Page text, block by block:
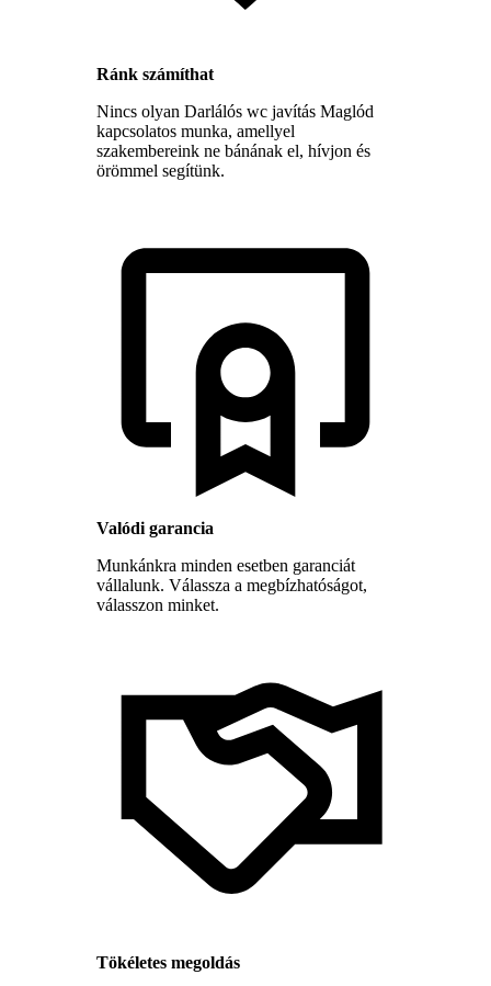
Ránk számíthat
Nincs olyan Darlálós wc javítás Maglód
kapcsolatos munka, amellyel
szakembereink ne bánának el, hívjon és
örömmel segítünk.
Valódi garancia
Munkánkra minden esetben garanciát
vállalunk. Válassza a megbízhatóságot,
válasszon minket.
Tökéletes megoldás